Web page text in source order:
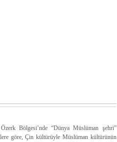
Bölgesi’nde “Dünya Müslüman şehri”
göre, Çin kültürüyle Müslüman kültürünün